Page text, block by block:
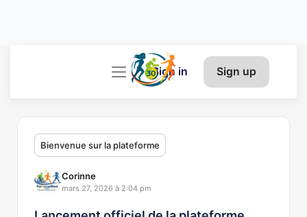
Sign in Sign up
Bienvenue sur la plateforme
Corinne
mars 27, 2026 à 2:04 pm